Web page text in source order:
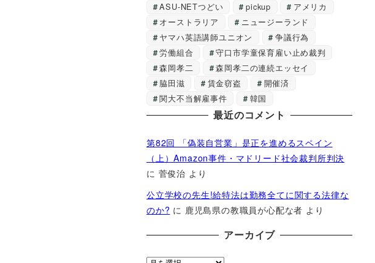
ASU-NETつどい pickup
アメリカ
オーストラリア
ニュージーランド
ヤマハ英語講師ユニオン
争議行為
労働組合
守口市学童保育雇い止め裁判
森岡孝二
森岡孝二の連続エッセイ
脇田滋
賃金窃盗
開催済
関大不当解雇事件
韓国
最近のコメント
第82回 「偽装自営業」是正を進めるスペイン
（上）Amazon事件・マドリード社会裁判所判決
に 菅俊治 より
公立学校の先生!給特法は勤務全てに関する法律な
のか? に 鹿児島県の教職員が心配な者 より
アーカイブ